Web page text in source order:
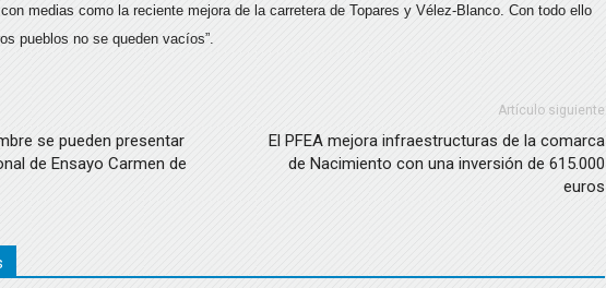
medias como la reciente mejora de la carretera de Topares y Vélez-Blanco. Con todo ello
pueblos no se queden vacíos”.
se pueden presentar
de Ensayo Carmen de
Artículo siguiente
El PFEA mejora infraestructuras de la comarca
de Nacimiento con una inversión de 615.000
euros